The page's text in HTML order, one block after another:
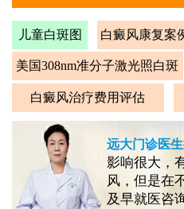
儿童白斑图 白癜风康复案
美国308nm准分子激光照白斑
白癜风治疗费用评估
远大门诊医
影响很大，
风，但是在
及早就医咨